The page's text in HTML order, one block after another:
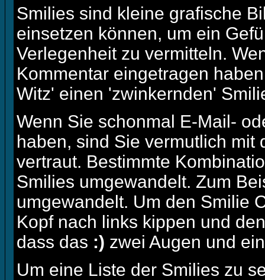
Smilies sind kleine grafische
einsetzen können, um ein
Verlegenheit zu vermitteln.
Kommentar eingetragen
Witz' einen 'zwinkernden'
Wenn Sie schonmal E-Mail-
haben, sind Sie vermutlich mit
vertraut. Bestimmte
Smilies umgewandelt. Zum
umgewandelt. Um den Smilie
Kopf nach links kippen und
dass das :) zwei Augen und
Um eine Liste der Smilies zu